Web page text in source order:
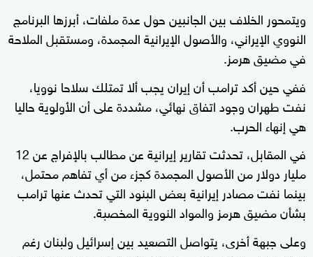
ويتمحور الخلاف بين الجانبين حول عدة ملفات، أبرزها البرنامج
النووي الإيراني، والأصول الإيرانية المجمدة، ومستقبل الملاحة
في مضيق هرمز.
ففي حين أكد ترامب أن إيران يجب ألا تمتلك سلاحا نوويا،
نفت طهران وجود اتفاق نهائي، مشددة على أن الأولوية حاليا
هي إنهاء الحرب.
في المقابل، تحدثت تقارير إيرانية عن مطالب بالإفراج عن 12
مليار دولار من الأصول المجمدة كجزء من أي تفاهم محتمل،
بينما نفت مصادر إيرانية بعض البنود التي تحدث عنها ترامب
بشأن مضيق هرمز والمواد النووية المخصبة.
وعلى جبهة أخرى، يتواصل التصعيد بين إسرائيل ولبنان رغم